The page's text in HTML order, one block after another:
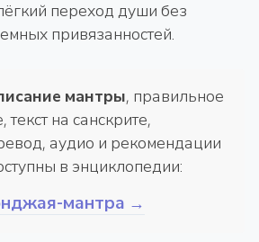
переход души без
привязанностей.
мантры, правильное
на санскрите,
аудио и рекомендации
в энциклопедии:
мантра →